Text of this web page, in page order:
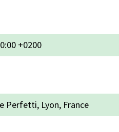
+0200
Perfetti, Lyon, France